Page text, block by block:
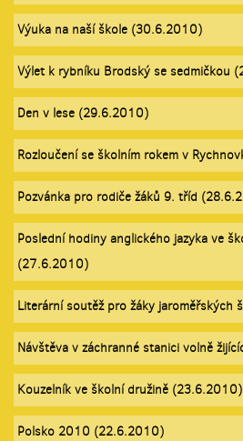
Výuka na naší škole (30.6.2010)
Výlet k rybníku Brodský se sedmičkou
Den v lese (29.6.2010)
Rozloučení se školním rokem v
Pozvánka pro rodiče žáků 9. tříd
Poslední hodiny anglického jazyka ve
(27.6.2010)
Literární soutěž pro žáky jaroměřských
Návštěva v záchranné stanici volně
Kouzelník ve školní družině (23.6.2010)
Polsko 2010 (22.6.2010)